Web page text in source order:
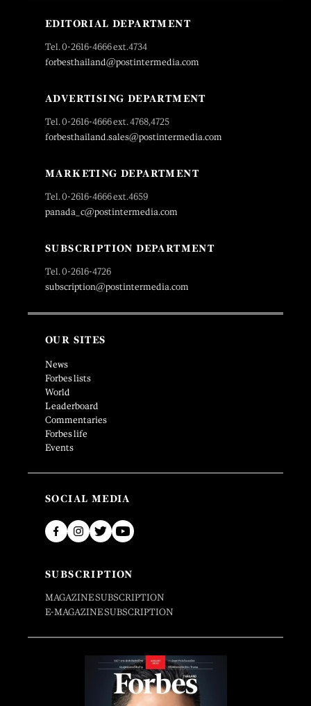
EDITORIAL DEPARTMENT
Tel. 0-2616-4666 ext.4734
forbesthailand@postintermedia.com
ADVERTISING DEPARTMENT
Tel. 0-2616-4666 ext. 4768,4725
forbesthailand.sales@postintermedia.com
MARKETING DEPARTMENT
Tel. 0-2616-4666 ext.4659
panada_c@postintermedia.com
SUBSCRIPTION DEPARTMENT
Tel. 0-2616-4726
subscription@postintermedia.com
OUR SITES
News
Forbes lists
World
Leaderboard
Commentaries
Forbes life
Events
SOCIAL MEDIA
SUBSCRIPTION
MAGAZINE SUBSCRIPTION
E-MAGAZINE SUBSCRIPTION